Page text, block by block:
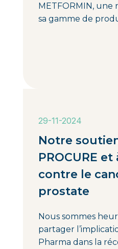
METFORMIN, une
sa gamme de
29-11-2024
Notre
PROCURE
contre le
prostate
Nous sommes
partager
Pharma dans la